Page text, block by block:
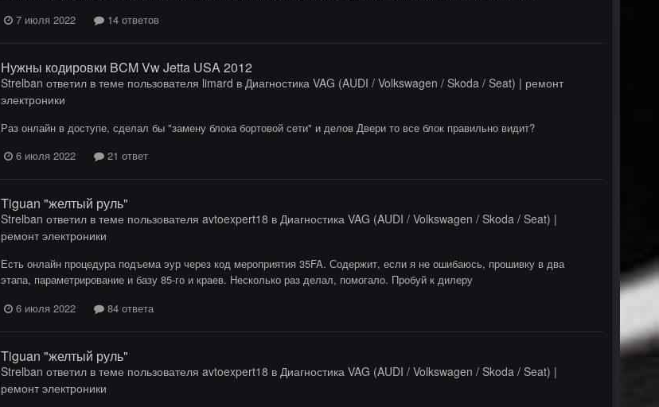
7 июля 2022
14 ответов
Нужны кодировки BCM Vw Jetta USA 2012
Strelban ответил в теме пользователя limard в Диагностика VAG (AUDI / Volkswagen / Skoda / Seat) | ремонт
электроники
Раз онлайн в доступе, сделал бы "замену блока бортовой сети" и делов Двери то все блок правильно видит?
6 июля 2022
21 ответ
Tiguan "желтый руль"
Strelban ответил в теме пользователя avtoexpert18 в Диагностика VAG (AUDI / Volkswagen / Skoda / Seat) |
ремонт электроники
Есть онлайн процедура подъема эур через код мероприятия 35FA. Содержит, если я не ошибаюсь, прошивку в два
этапа, параметрирование и базу 85-го и краев. Несколько раз делал, помогало. Пробуй к дилеру
6 июля 2022
84 ответа
Tiguan "желтый руль"
Strelban ответил в теме пользователя avtoexpert18 в Диагностика VAG (AUDI / Volkswagen / Skoda / Seat) |
ремонт электроники